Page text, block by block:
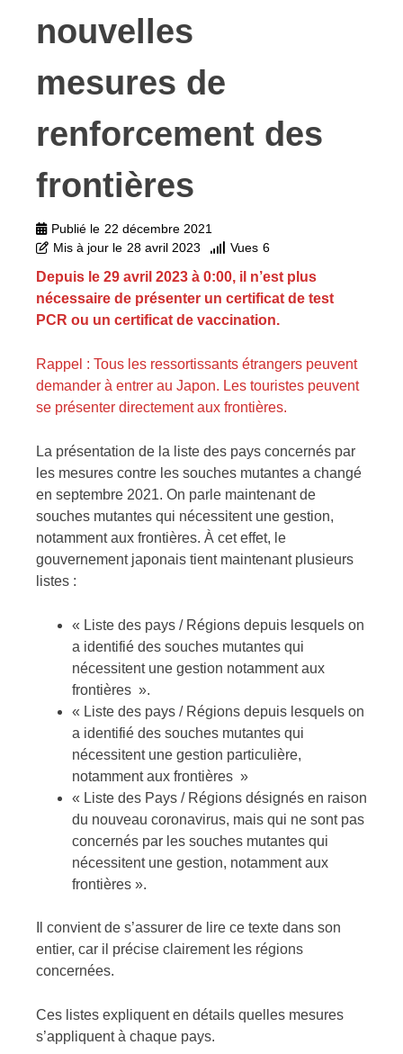
nouvelles
mesures de
renforcement des
frontières
Publié le 22 décembre 2021
Mis à jour le 28 avril 2023 Vues 6
Depuis le 29 avril 2023 à 0:00, il n’est plus
nécessaire de présenter un certificat de test
PCR ou un certificat de vaccination.
Rappel : Tous les ressortissants étrangers peuvent
demander à entrer au Japon. Les touristes peuvent
se présenter directement aux frontières.
La présentation de la liste des pays concernés par
les mesures contre les souches mutantes a changé
en septembre 2021. On parle maintenant de
souches mutantes qui nécessitent une gestion,
notamment aux frontières. À cet effet, le
gouvernement japonais tient maintenant plusieurs
listes :
« Liste des pays / Régions depuis lesquels on
a identifié des souches mutantes qui
nécessitent une gestion notamment aux
frontières ».
« Liste des pays / Régions depuis lesquels on
a identifié des souches mutantes qui
nécessitent une gestion particulière,
notamment aux frontières »
« Liste des Pays / Régions désignés en raison
du nouveau coronavirus, mais qui ne sont pas
concernés par les souches mutantes qui
nécessitent une gestion, notamment aux
frontières ».
Il convient de s’assurer de lire ce texte dans son
entier, car il précise clairement les régions
concernées.
Ces listes expliquent en détails quelles mesures
s’appliquent à chaque pays.